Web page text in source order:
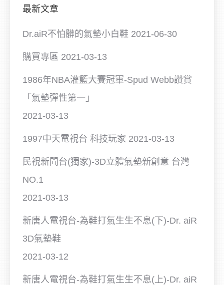
最新文章
Dr.aiR不怕髒的氣墊小白鞋 2021-06-30
購買專區 2021-03-13
1986年NBA灌籃大賽冠軍-Spud Webb讚賞
「氣墊彈性第一」
2021-03-13
1997中天電視台 科技玩家 2021-03-13
民視新聞台(獨家)-3D立體氣墊新創意 台灣
NO.1
2021-03-13
新唐人電視台-為鞋打氣生生不息(下)-Dr. aiR
3D氣墊鞋
2021-03-12
新唐人電視台-為鞋打氣生生不息(上)-Dr. aiR